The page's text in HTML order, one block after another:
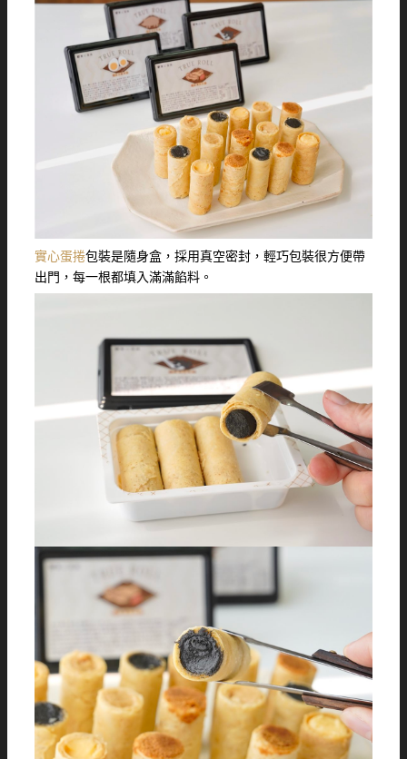
實心蛋捲包裝是隨身盒，採用真空密封，輕巧包裝很方便帶
出門，每一根都填入滿滿餡料。